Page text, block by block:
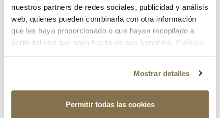
nuestros partners de redes sociales, publicidad y análisis
web, quienes pueden combinarla con otra información
que les haya proporcionado o que hayan recopilado a
partir del uso que haya hecho de sus servicios. Política
Mostrar detalles
Permitir todas las cookies
¿Has olvidado tu contraseña?